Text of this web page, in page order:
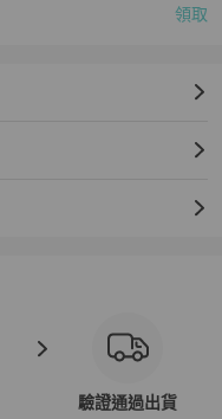
領取
驗證通過出貨